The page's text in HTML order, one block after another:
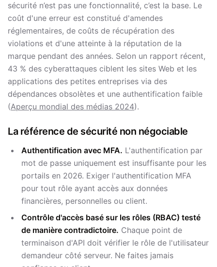
sécurité n’est pas une fonctionnalité, c’est la base. Le
coût d'une erreur est constitué d'amendes
réglementaires, de coûts de récupération des
violations et d'une atteinte à la réputation de la
marque pendant des années. Selon un rapport récent,
43 % des cyberattaques ciblent les sites Web et les
applications des petites entreprises via des
dépendances obsolètes et une authentification faible
(Aperçu mondial des médias 2024).
La référence de sécurité non négociable
Authentification avec MFA. L'authentification par
mot de passe uniquement est insuffisante pour les
portails en 2026. Exiger l'authentification MFA
pour tout rôle ayant accès aux données
financières, personnelles ou client.
Contrôle d'accès basé sur les rôles (RBAC) testé
de manière contradictoire. Chaque point de
terminaison d'API doit vérifier le rôle de l'utilisateur
demandeur côté serveur. Ne faites jamais